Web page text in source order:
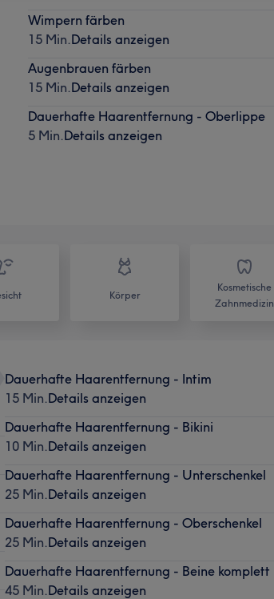
Wimpern färben
15 Min.Details anzeigen
Augenbrauen färben
15 Min.Details anzeigen
Dauerhafte Haarentfernung - Oberlippe
5 Min.Details anzeigen
Körper
Kosmetische
Zahnmedizin
Dauerhafte Haarentfernung - Intim
15 Min.Details anzeigen
Dauerhafte Haarentfernung - Bikini
10 Min.Details anzeigen
Dauerhafte Haarentfernung - Unterschenkel
25 Min.Details anzeigen
Dauerhafte Haarentfernung - Oberschenkel
25 Min.Details anzeigen
Dauerhafte Haarentfernung - Beine komplett
45 Min.Details anzeigen